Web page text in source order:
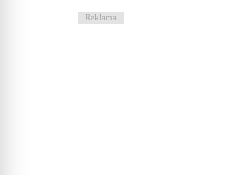
Reklama